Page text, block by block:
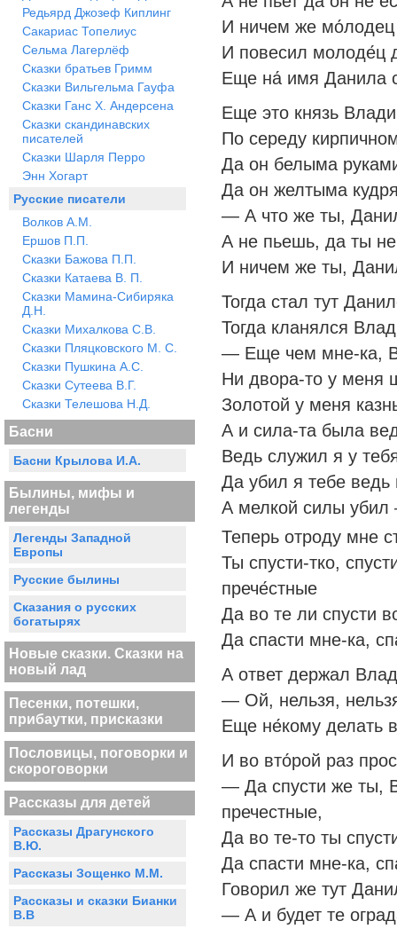
Редьярд Джозеф Киплинг
Сакариас Топелиус
Сельма Лагерлёф
Сказки братьев Гримм
Сказки Вильгельма Гауфа
Сказки Ганс Х. Андерсена
Сказки скандинавских
писателей
Сказки Шарля Перро
Энн Хогарт
Русские писатели
Волков А.М.
Ершов П.П.
Сказки Бажова П.П.
Сказки Катаева В. П.
Сказки Мамина-Сибиряка
Д.Н.
Сказки Михалкова С.В.
Сказки Пляцковского М. С.
Сказки Пушкина А.С.
Сказки Сутеева В.Г.
Сказки Телешова Н.Д.
Басни
Басни Крылова И.А.
Былины, мифы и
легенды
Легенды Западной
Европы
Русские былины
Сказания о русских
богатырях
Новые сказки. Сказки на
новый лад
Песенки, потешки,
прибаутки, присказки
Пословицы, поговорки и
скороговорки
Рассказы для детей
Рассказы Драгунского
В.Ю.
Рассказы Зощенко М.М.
Рассказы и сказки Бианки
В.В
И ничем же мо́лодец
И повесил молоде́ц
Еще на́ имя Данила
Еще это князь
По середу
Да он белыма
Да он желтыма
— А что же ты,
А не пьешь, да ты
И ничем же ты,
Тогда стал тут
Тогда кланялся
— Еще чем мне-ка,
Ни двора-то у меня
Золотой у меня
А и сила-та была
Ведь служил я у
Да убил я тебе ведь
А мелкой силы убил
Теперь отроду мне
Ты спусти-тко,
прече́стные
Да во те ли спусти
Да спасти мне-ка,
А ответ держал
— Ой, нельзя,
Еще не́кому делать
И во вто́рой раз
— Да спусти же ты,
пречестные,
Да во те-то ты
Да спасти мне-ка,
Говорил же тут
— А и будет те